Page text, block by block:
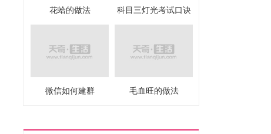
花蛤的做法 科目三灯光考试口诀
微信如何建群 毛血旺的做法